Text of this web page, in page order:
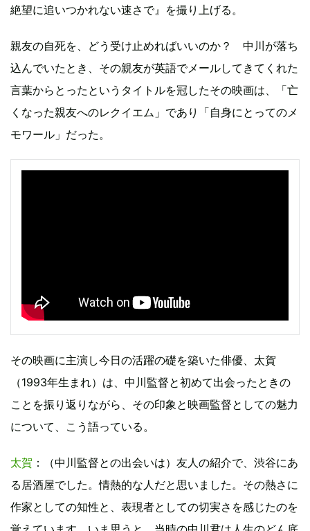
絶望に追いつかれない速さで』を撮り上げる。
親友の自死を、どう受け止めればいいのか？ 中川が落ち
込んでいたとき、その親友が英語でメールしてきてくれた
言葉からとったというタイトルを冠したその映画は、「亡
くなった親友へのレクイエム」であり「自身にとってのメ
モワール」だった。
その映画に主演し今日の活躍の礎を築いた俳優、太賀
（1993年生まれ）は、中川監督と初めて出会ったときの
ことを振り返りながら、その印象と映画監督としての魅力
について、こう語っている。
太賀 ：（中川監督との出会いは）友人の紹介で、渋谷にあ
る居酒屋でした。情熱的な人だと思いました。その熱さに
作家としての知性と、表現者としての切実さを感じたのを